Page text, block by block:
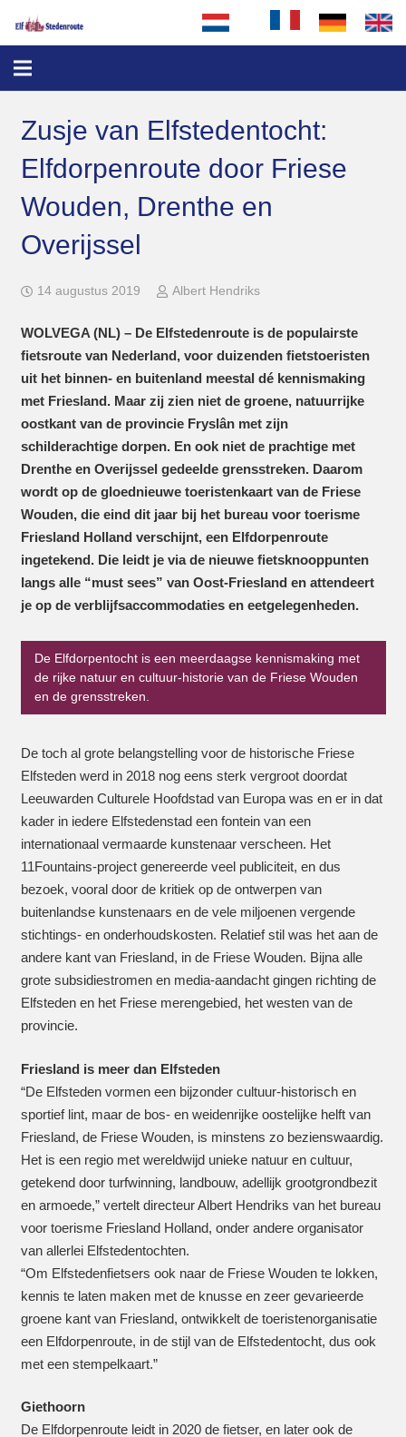
Zusje van Elfstedentocht:
Elfdorpenroute door Friese
Wouden, Drenthe en
Overijssel
14 augustus 2019 Albert Hendriks
WOLVEGA (NL) – De Elfstedenroute is de populairste
fietsroute van Nederland, voor duizenden fietstoeristen
uit het binnen- en buitenland meestal dé kennismaking
met Friesland. Maar zij zien niet de groene, natuurrijke
oostkant van de provincie Fryslân met zijn
schilderachtige dorpen. En ook niet de prachtige met
Drenthe en Overijssel gedeelde grensstreken. Daarom
wordt op de gloednieuwe toeristenkaart van de Friese
Wouden, die eind dit jaar bij het bureau voor toerisme
Friesland Holland verschijnt, een Elfdorpenroute
ingetekend. Die leidt je via de nieuwe fietsknooppunten
langs alle “must sees” van Oost-Friesland en attendeert
je op de verblijfsaccommodaties en eetgelegenheden.
De Elfdorpentocht is een meerdaagse kennismaking met
de rijke natuur en cultuur-historie van de Friese Wouden
en de grensstreken.
De toch al grote belangstelling voor de historische Friese
Elfsteden werd in 2018 nog eens sterk vergroot doordat
Leeuwarden Culturele Hoofdstad van Europa was en er in dat
kader in iedere Elfstedenstad een fontein van een
internationaal vermaarde kunstenaar verscheen. Het
11Fountains-project genereerde veel publiciteit, en dus
bezoek, vooral door de kritiek op de ontwerpen van
buitenlandse kunstenaars en de vele miljoenen vergende
stichtings- en onderhoudskosten. Relatief stil was het aan de
andere kant van Friesland, in de Friese Wouden. Bijna alle
grote subsidiestromen en media-aandacht gingen richting de
Elfsteden en het Friese merengebied, het westen van de
provincie.
Friesland is meer dan Elfsteden
“De Elfsteden vormen een bijzonder cultuur-historisch en
sportief lint, maar de bos- en weidenrijke oostelijke helft van
Friesland, de Friese Wouden, is minstens zo bezienswaardig.
Het is een regio met wereldwijd unieke natuur en cultuur,
getekend door turfwinning, landbouw, adellijk grootgrondbezit
en armoede,” vertelt directeur Albert Hendriks van het bureau
voor toerisme Friesland Holland, onder andere organisator
van allerlei Elfstedentochten.
“Om Elfstedenfietsers ook naar de Friese Wouden te lokken,
kennis te laten maken met de knusse en zeer gevarieerde
groene kant van Friesland, ontwikkelt de toeristenorganisatie
een Elfdorpenroute, in de stijl van de Elfstedentocht, dus ook
met een stempelkaart.”
Giethoorn
De Elfdorpenroute leidt in 2020 de fietser, en later ook de